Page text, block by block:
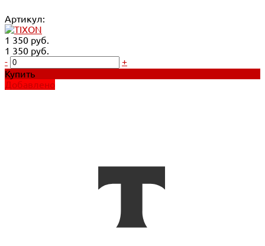
Артикул:
1 350 руб.
1 350 руб.
-
+
Купить
Добавлено